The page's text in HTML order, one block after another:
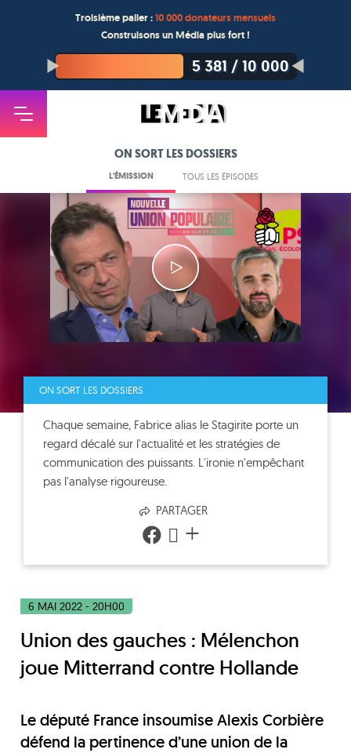
Troisième palier :10 000 donateurs mensuels
Construisons un Média plus fort !
5 381 /10 000
ON SORT LES DOSSIERS
L'ÉMISSION TOUS LES ÉPISODES
ON SORT LES DOSSIERS
Chaque semaine, Fabrice alias le Stagirite porte un
regard décalé sur l'actualité et les stratégies de
communication des puissants. L'ironie n'empêchant
pas l'analyse rigoureuse.
PARTAGER
+
6 MAI 2022 - 20H00
Union des gauches : Mélenchon
joue Mitterrand contre Hollande
Le député France insoumise Alexis Corbière
défend la pertinence d’une union de la